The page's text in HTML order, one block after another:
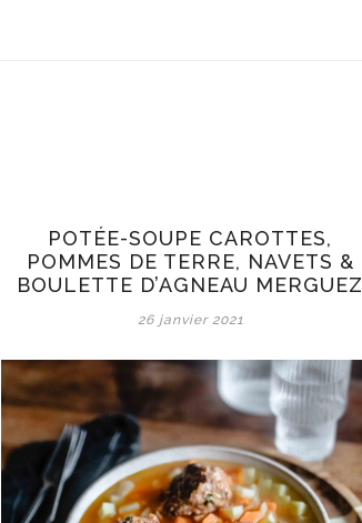
POTÉE-SOUPE CAROTTES,
POMMES DE TERRE, NAVETS &
BOULETTE D’AGNEAU MERGUEZ
26 janvier 2021